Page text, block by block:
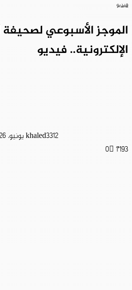
فيديو
الموجز الأسبوعي
الإلكترونية.. فيديو
khaled3312 يونيو، 2026
0 1٬193